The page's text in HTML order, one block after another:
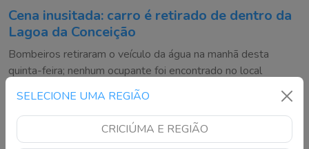
SELECIONE UMA REGIÃO
CRICIÚMA E REGIÃO
Cena inusitada: carro é retirado de dentro da
Lagoa da Conceição
Bombeiros retiraram o veículo da água na manhã desta
quinta-feira; nenhum ocupante foi encontrado no local